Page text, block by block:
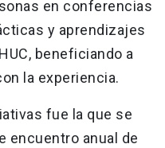
en conferencias
y aprendizajes
beneficiando a
la experiencia.
fue la que se
encuentro anual de